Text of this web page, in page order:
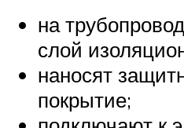
на
слой
наносят
покрытие;